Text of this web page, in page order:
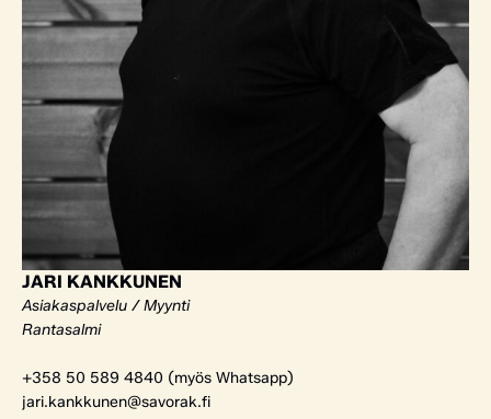
JARI KANKKUNEN
Asiakaspalvelu / Myynti
Rantasalmi
+358 50 589 4840 (myös Whatsapp)
jari.kankkunen@savorak.fi